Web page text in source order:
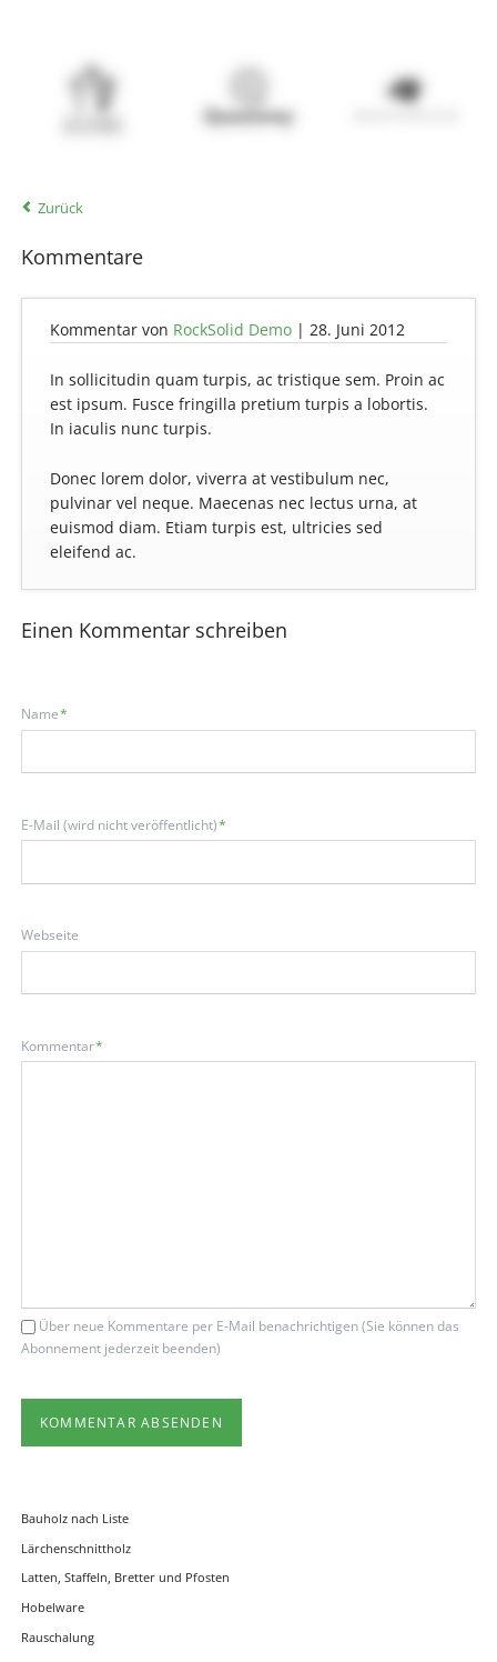
Zurück
Kommentare
Kommentar von RockSolid Demo |28. Juni 2012
In sollicitudin quam turpis, ac tristique sem. Proin ac
est ipsum. Fusce fringilla pretium turpis a lobortis.
In iaculis nunc turpis.
Donec lorem dolor, viverra at vestibulum nec,
pulvinar vel neque. Maecenas nec lectus urna, at
euismod diam. Etiam turpis est, ultricies sed
eleifend ac.
Einen Kommentar schreiben
Pflichtfeld
Name*
Pflichtfeld
E-Mail (wird nicht veröffentlicht)*
Webseite
Pflichtfeld
Kommentar*
Über neue Kommentare per E-Mail benachrichtigen (Sie können das
Abonnement jederzeit beenden)
KOMMENTAR ABSENDEN
Bauholz nach Liste
Lärchenschnittholz
Latten, Staffeln, Bretter und Pfosten
Hobelware
Rauschalung